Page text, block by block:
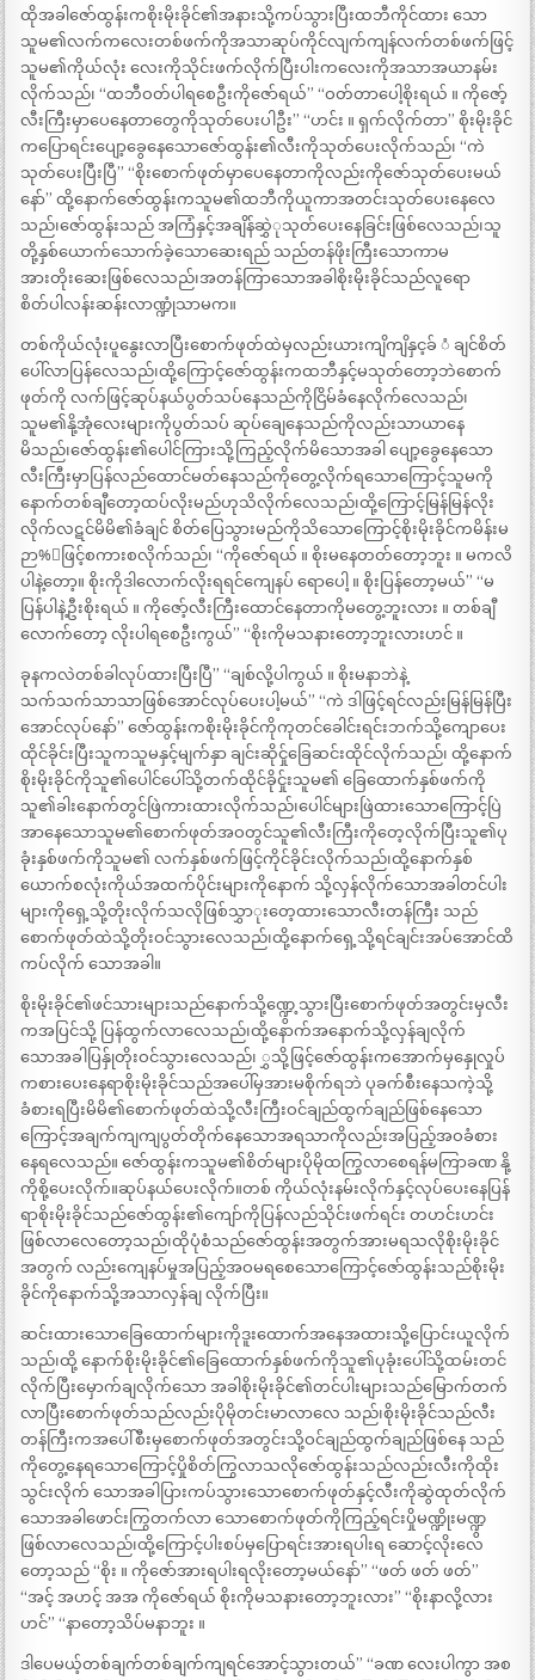
ထိုအခါဇော်ထွန်းကစိုးမိုးခိုင်၏အနားသို့ကပ်သွားပြီးထဘီကိုင်ထား သော
သူမ၏လက်ကလေးတစ်ဖက်ကိုအသာဆုပ်ကိုင်လျက်ကျန်လက်တစ်ဖက်ဖြင့်
သူမ၏ကိုယ်လုံး လေးကိုသိုင်းဖက်လိုက်ပြီးပါးကလေးကိုအသာအယာနမ်း
လိုက်သည်၊ “ထဘီဝတ်ပါရစေဦးကိုဇော်ရယ်” “ဝတ်တာပေါ့စိုးရယ် ။ ကိုဇော့်
လီးကြီးမှာပေနေတာတွေကိုသုတ်ပေးပါဦး” “ဟင်း ။ ရှက်လိုက်တာ” စိုးမိုးခိုင်
ကပြောရင်းပျော့ခွေနေသောဇော်ထွန်း၏လီးကိုသုတ်ပေးလိုက်သည်၊ “ကဲ
သုတ်ပေးပြီးပြီ” “စိုးစောက်ဖုတ်မှာပေနေတာကိုလည်းကိုဇော်သုတ်ပေးမယ်
နော်” ထို့နောက်ဇော်ထွန်းကသူမ၏ထဘီကိုယူကာအတင်းသုတ်ပေးနေလေ
သည်၊ဇော်ထွန်းသည် အကြံနှင့်အချိန်ဆွှဲုသုတ်ပေးနေခြင်းဖြစ်လေသည်၊သူ
တို့နှစ်ယောက်သောက်ခဲ့သောဆေးရည် သည်တန်ဖိုးကြီးသောကာမ
အားတိုးဆေးဖြစ်လေသည်၊အတန်ကြာသောအခါစိုးမိုးခိုင်သည်လူရော
စိတ်ပါလန်းဆန်းလာဏ္ဍုံသာမက။
တစ်ကိုယ်လုံးပူနွေးလာပြီးစောက်ဖုတ်ထဲမှလည်းယားကျိကျိနှင့ခ် ံ ချင်စိတ်
ပေါ်လာပြန်လေသည်၊ထို့ကြောင့်ဇော်ထွန်းကထဘီနှင့်မသုတ်တော့ဘဲစောက်
ဖုတ်ကို လက်ဖြင့်ဆုပ်နယ်ပွတ်သပ်နေသည်ကိုငြိမ်ခံနေလိုက်လေသည်၊
သူမ၏နို့အုံလေးများကိုပွတ်သပ် ဆုပ်ချေနေသည်ကိုလည်းသာယာနေ
မိသည်၊ဇော်ထွန်း၏ပေါင်ကြားသို့ကြည့်လိုက်မိသောအခါ ပျော့ခွေနေသော
လီးကြီးမှာပြန်လည်ထောင်မတ်နေသည်ကိုတွေ့လိုက်ရသောကြောင့်သူမကို
နောက်တစ်ချီတော့ထပ်လိုးမည်ဟုသိလိုက်လေသည်၊ထို့ကြောင့်မြန်မြန်လိုး
လိုက်လဋင်မိမိ၏ခံချင် စိတ်ပြေသွားမည်ကိုသိသောကြောင့်စိုးမိုးခိုင်ကမိန်းမ
ဉာ%်ဖြင့်စကားစလိုက်သည်၊ “ကိုဇော်ရယ် ။ စိုးမနေတတ်တော့ဘူး ။ မကလိ
ပါနဲ့တော့။ စိုးကိုဒါလောက်လိုးရရင်ကျေနပ် ရောပေါ့ ။ စိုးပြန်တော့မယ်” “မ
ပြန်ပါနဲ့ဦးစိုးရယ် ။ ကိုဇော့်လီးကြီးထောင်နေတာကိုမတွေ့ဘူးလား ။ တစ်ချီ
လောက်တော့ လိုးပါရစေဦးကွယ်” “စိုးကိုမသနားတော့ဘူးလားဟင် ။
ခုနကလဲတစ်ခါလုပ်ထားပြီးပြီ” “ချစ်လို့ပါကွယ် ။ စိုးမနာဘဲနဲ့
သက်သက်သာသာဖြစ်အောင်လုပ်ပေးပါ့မယ်” “ကဲ ဒါဖြင့်ရင်လည်းမြန်မြန်ပြီး
အောင်လုပ်နော်” ဇော်ထွန်းကစိုးမိုးခိုင်ကိုကုတင်ခေါင်းရင်းဘက်သို့ကျောပေး
ထိုင်ခိုင်းပြီးသူကသူမနှင့်မျက်နှာ ချင်းဆိုင်ှုခြေဆင်းထိုင်လိုက်သည်၊ ထို့နောက်
စိုးမိုးခိုင်ကိုသူ၏ပေါင်ပေါ်သို့တက်ထိုင်ခိုင်ှုးသူမ၏ ခြေထောက်နှစ်ဖက်ကို
သူ၏ခါးနောက်တွင်ဖြဲကားထားလိုက်သည်၊ပေါင်များဖြဲထားသောကြောင့်ပြဲ
အာနေသောသူမ၏စောက်ဖုတ်အဝတွင်သူ၏လီးကြီးကိုတေ့လိုက်ပြီးသူ၏ပု
ခုံးနှစ်ဖက်ကိုသူမ၏ လက်နှစ်ဖက်ဖြင့်ကိုင်ခိုင်းလိုက်သည်၊ထို့နောက်နှစ်
ယောက်စလုံးကိုယ်အထက်ပိုင်းများကိုနောက် သို့လှန်လိုက်သောအခါတင်ပါး
များကိုရှေ့သို့တိုးလိုက်သလိုဖြစ်သွှာုးတေ့ထားသောလီးတန်ကြီး သည်
စောက်ဖုတ်ထဲသို့တိုးဝင်သွားလေသည်၊ထို့နောက်ရှေ့သို့ရင်ချင်းအပ်အောင်ထိ
ကပ်လိုက် သောအခါ။
စိုးမိုးခိုင်၏ဖင်သားများသည်နောက်သို့ဏ္ဍွေ့သွားပြီးစောက်ဖုတ်အတွင်းမှလီး
ကအပြင်သို့ ပြန်ထွက်လာလေသည်၊ထို့နောက်အနောက်သို့လှန်ချလိုက်
သောအခါပြန်ှုတိုးဝင်သွားလေသည်၊ ွှသို့ဖြင့်ဇော်ထွန်းကအောက်မှနှေုလှုပ်
ကစားပေးနေရာစိုးမိုးခိုင်သည်အပေါ်မှအားမစိုက်ရဘဲ ပုခက်စီးနေသကဲ့သို့
ခံစားရပြီးမိမိ၏စောက်ဖုတ်ထဲသို့လီးကြီးဝင်ချည်ထွက်ချည်ဖြစ်နေသော
ကြောင့်အချက်ကျကျပွတ်တိုက်နေသောအရသာကိုလည်းအပြည့်အဝခံစား
နေရလေသည်။ ဇော်ထွန်းကသူမ၏စိတ်များပိုမိုထကြွလာစေရန်မကြာခဏ နို့
ကိုစို့ပေးလိုက်။ဆုပ်နယ်ပေးလိုက်။တစ် ကိုယ်လုံးနမ်းလိုက်နှင့်လုပ်ပေးနေပြန်
ရာစိုးမိုးခိုင်သည်ဇော်ထွန်း၏ကျော်ကိုပြန်လည်သိုင်းဖက်ရင်း တဟင်းဟင်း
ဖြစ်လာလေတော့သည်၊ထိုပုံစံသည်ဇော်ထွန်းအတွက်အားမရသလိုစိုးမိုးခိုင်
အတွက် လည်းကျေနပ်မှုအပြည့်အဝမရစေသောကြောင့်ဇော်ထွန်းသည်စိုးမိုး
ခိုင်ကိုနောက်သို့အသာလှန်ချ လိုက်ပြီး။
ဆင်းထားသောခြေထောက်များကိုဒူးထောက်အနေအထားသို့ပြောင်းယူလိုက်
သည်၊ထို့ နောက်စိုးမိုးခိုင်၏ခြေထောက်နှစ်ဖက်ကိုသူ၏ပုခုံးပေါ်သို့ထမ်းတင်
လိုက်ပြီးမှောက်ချလိုက်သော အခါစိုးမိုးခိုင်၏တင်ပါးများသည်မြောက်တက်
လာပြီးစောက်ဖုတ်သည်လည်းပိုမိုတင်းမာလာလေ သည်၊စိုးမိုးခိုင်သည်လီး
တန်ကြီးကအပေါ်စီးမှစောက်ဖုတ်အတွင်းသို့ဝင်ချည်ထွက်ချည်ဖြစ်နေ သည်
ကိုတွေ့နေရသောကြောင့်ပှိုစိတ်ကြွလာသလိုဇော်ထွန်းသည်လည်းလီးကိုထိုး
သွင်းလိုက် သောအခါပြားကပ်သွားသောစောက်ဖုတ်နှင့်လီးကိုဆွဲထုတ်လိုက်
သောအခါဖောင်းကြွတက်လာ သောစောက်ဖုတ်ကိုကြည့်ရင်းပှိုမဏ္ဍိုးမဏ္ဍွ
ဖြစ်လာလေသည်၊ထို့ကြောင့်ပါးစပ်မှပြောရင်းအားရပါးရ ဆောင့်လိုးလေ
တော့သည် “စိုး ။ ကိုဇော်အားရပါးရလိုးတော့မယ်နော်” “ဖတ် ဖတ် ဖတ်”
“အင့် အဟင့် အအ ကိုဇော်ရယ် စိုးကိုမသနားတော့ဘူးလား” “စိုးနာလို့လား
ဟင်” “နာတော့သိပ်မနာဘူး ။
ဒါပေမယ့်တစ်ချက်တစ်ချက်ကျရင်အောင့်သွားတယ်” “ခဏ လေးပါကွာ အစ